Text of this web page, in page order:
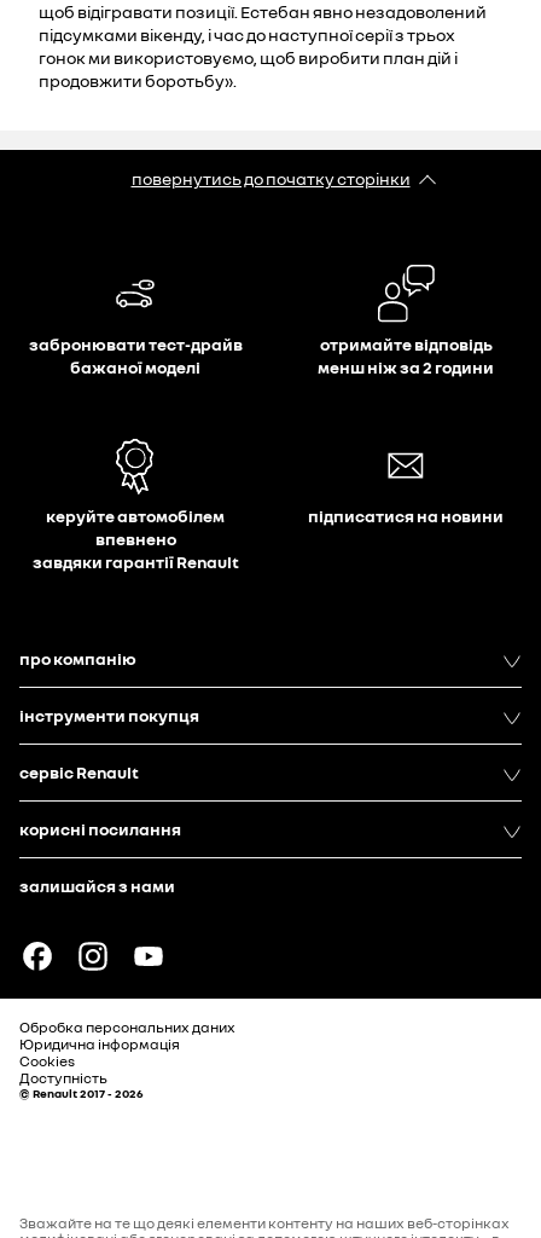
щоб відігравати позиції. Естебан явно незадоволений
підсумками вікенду, і час до наступної серії з трьох
гонок ми використовуємо, щоб виробити план дій і
продовжити боротьбу».
повернутись до початку сторінки
забронювати тест-драйв
бажаної моделі
отримайте відповідь
менш ніж за 2 години
керуйте автомобілем
впевнено
завдяки гарантії Renault
підписатися на новини
про компанію
інструменти покупця
сервіс Renault
корисні посилання
залишайся з нами
Обробка персональних даних
Юридична інформація
Cookies
Доступність
© Renault 2017 - 2026
Зважайте на те що деякі елементи контенту на наших веб-сторінках